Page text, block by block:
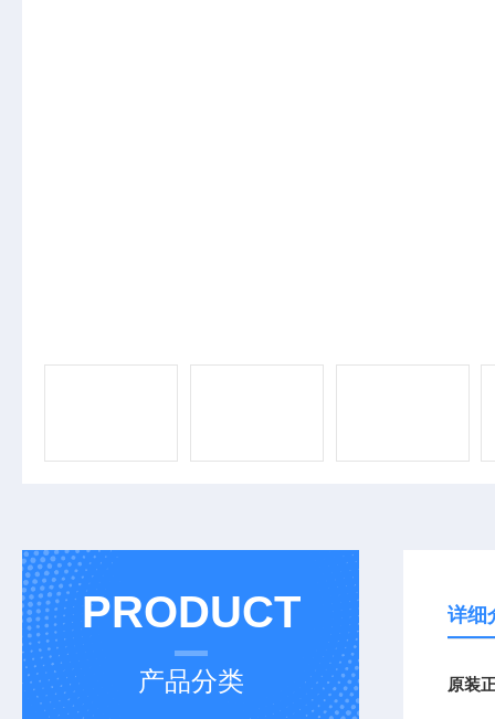
PRODUCT
产品分类
详细
原装